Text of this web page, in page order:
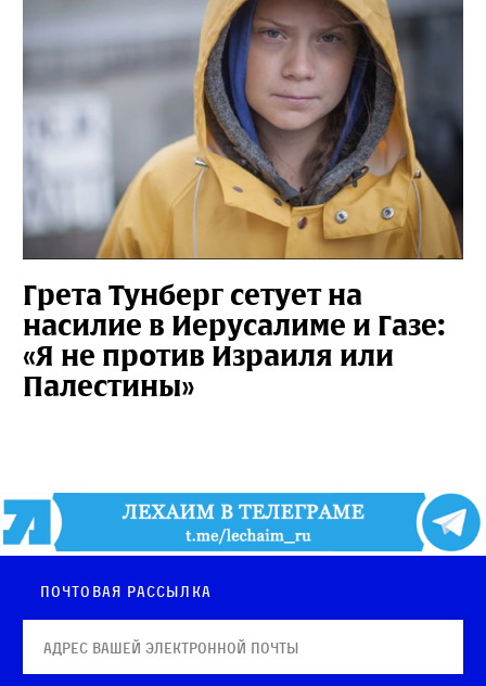
Грета Тунберг сетует на
насилие в Иерусалиме и Газе:
«Я не против Израиля или
Палестины»
Почтовая рассылка